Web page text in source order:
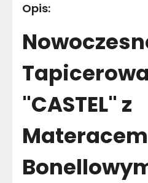
Łóżko z pojemnikiem
Kolor
Marka
Montaż
Opis:
"CASTEL" z
Materacem